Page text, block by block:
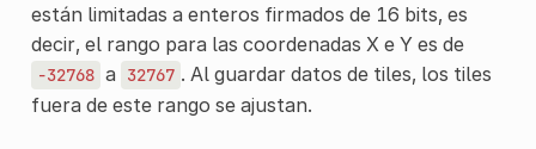
están limitadas a enteros firmados de 16 bits, es
decir, el rango para las coordenadas X e Y es de
-32768 a 32767 . Al guardar datos de tiles, los tiles
fuera de este rango se ajustan.